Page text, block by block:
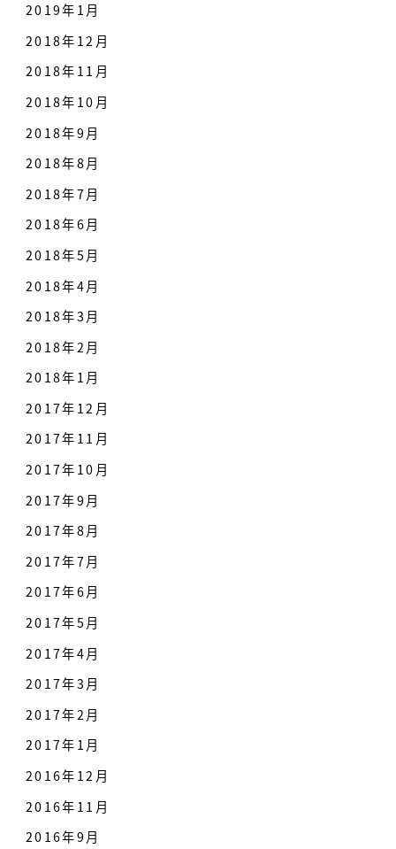
2019年1月
2018年12月
2018年11月
2018年10月
2018年9月
2018年8月
2018年7月
2018年6月
2018年5月
2018年4月
2018年3月
2018年2月
2018年1月
2017年12月
2017年11月
2017年10月
2017年9月
2017年8月
2017年7月
2017年6月
2017年5月
2017年4月
2017年3月
2017年2月
2017年1月
2016年12月
2016年11月
2016年9月